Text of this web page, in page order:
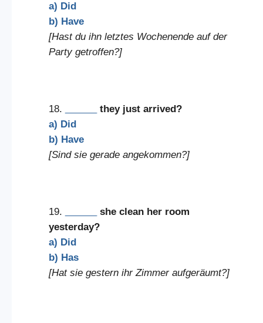
a) Did
b) Have
[Hast du ihn letztes Wochenende auf der
Party getroffen?]
18.
they just arrived?
a) Did
b) Have
[Sind sie gerade angekommen?]
19.
she clean her room
yesterday?
a) Did
b) Has
[Hat sie gestern ihr Zimmer aufgeräumt?]